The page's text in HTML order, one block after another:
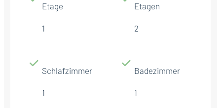
Etage
1
Etagen
2
Schlafzimmer
1
Badezimmer
1